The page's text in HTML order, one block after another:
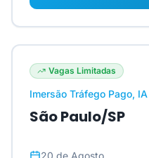
Vagas Limitadas
Imersão Tráfego Pago,
São Paulo/SP
20 de Agosto